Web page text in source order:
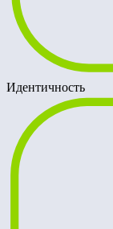
Идентичность